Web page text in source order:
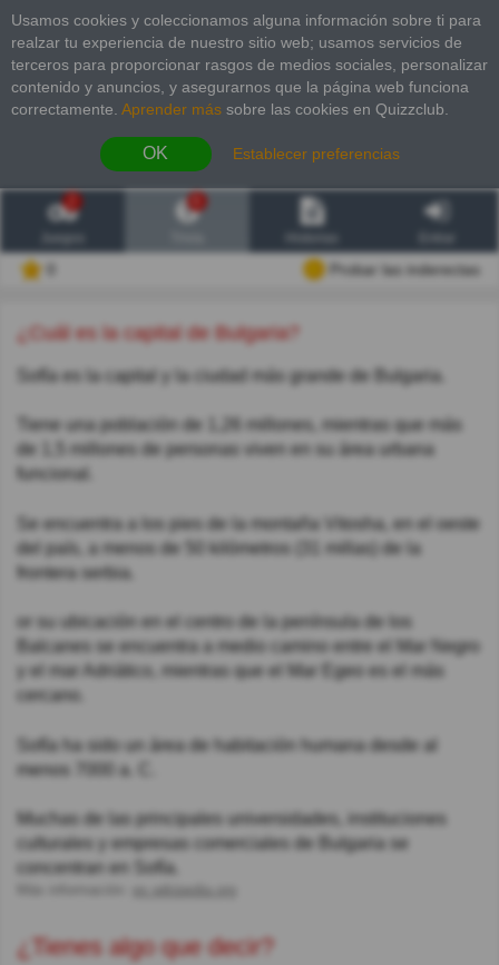
Usamos cookies y coleccionamos alguna información sobre ti para
realzar tu experiencia de nuestro sitio web; usamos servicios de
terceros para proporcionar rasgos de medios sociales, personalizar
contenido y anuncios, y asegurarnos que la página web funciona
correctamente. Aprender más sobre las cookies en Quizzclub.
OK Establecer preferencias
2
Probar las inderectas
¿Cuál es la capital de Bulgaria?
Sofía es la capital y la ciudad más grande de Bulgaria.
Tiene una población de 1,26 millones, mientras que más
de 1,5 millones de personas viven en su área urbana
funcional.
Se encuentra a los pies de la montaña Vitosha, en el oeste
del país, a menos de 50 kilómetros (31 millas) de la
frontera serbia.
or su ubicación en el centro de la península de los
Balcanes se encuentra a medio camino entre el Mar Negro
y el mar Adriático, mientras que el Mar Egeo es el más
cercano.
Sofía ha sido un área de habitación humana desde al
menos 7000 a. C.
Muchas de las principales universidades, instituciones
culturales y empresas comerciales de Bulgaria se
concentran en Sofía.
¿Tienes algo que decir?